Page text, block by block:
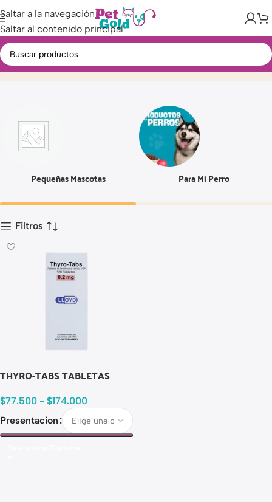
Saltar a la navegación
Saltar al contenido principal
0.2 MGInicio Producto
Pequeñas Mascotas Para Mi Perro
Filtros
THYRO-TABS TABLETAS
$77.500 - $174.000
Presentacion